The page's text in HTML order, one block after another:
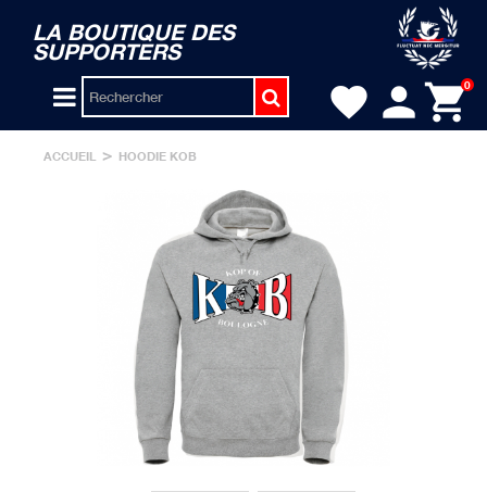
LA BOUTIQUE DES
SUPPORTERS
shopping_cart
0
person
favorite
ACCUEIL > HOODIE KOB